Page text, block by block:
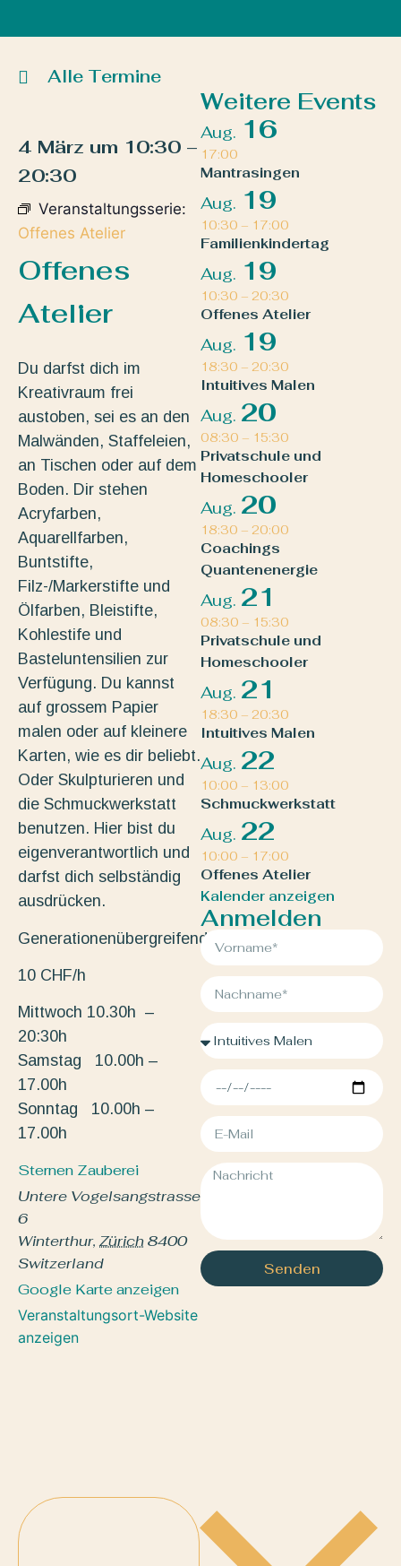
Alle Termine
4 März um 10:30 –
20:30
Veranstaltungsserie:
Offenes Atelier
Offenes
Atelier
Du darfst dich im
Kreativraum frei
austoben, sei es an den
Malwänden, Staffeleien,
an Tischen oder auf dem
Boden. Dir stehen
Acryfarben,
Aquarellfarben,
Buntstifte,
Filz-/Markerstifte und
Ölfarben, Bleistifte,
Kohlestife und
Basteluntensilien zur
Verfügung. Du kannst
auf grossem Papier
malen oder auf kleinere
Karten, wie es dir beliebt.
Oder Skulpturieren und
die Schmuckwerkstatt
benutzen. Hier bist du
eigenverantwortlich und
darfst dich selbständig
ausdrücken.
Generationenübergreifend.
10 CHF/h
Mittwoch 10.30h –
20:30h
Samstag 10.00h –
17.00h
Sonntag 10.00h –
17.00h
Sternen Zauberei
Untere Vogelsangstrasse
6
Winterthur, Zürich8400
Switzerland
Google Karte anzeigen
Veranstaltungsort-Website
anzeigen
Weitere Events
Aug. 16
17:00
Mantrasingen
Aug. 19
10:30 – 17:00
Familienkindertag
Aug. 19
10:30 – 20:30
Offenes Atelier
Aug. 19
18:30 – 20:30
Intuitives Malen
Aug. 20
08:30 – 15:30
Privatschule und
Homeschooler
Aug. 20
18:30 – 20:00
Coachings
Quantenenergie
Aug. 21
08:30 – 15:30
Privatschule und
Homeschooler
Aug. 21
18:30 – 20:30
Intuitives Malen
Aug. 22
10:00 – 13:00
Schmuckwerkstatt
Aug. 22
10:00 – 17:00
Offenes Atelier
Kalender anzeigen
Anmelden
Senden